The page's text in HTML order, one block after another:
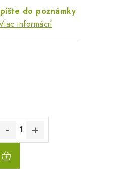
do poznámky
informácií
DO